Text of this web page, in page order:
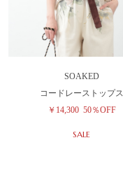
SOAKED
コードレーストップス
￥14,300 50％OFF
SALE